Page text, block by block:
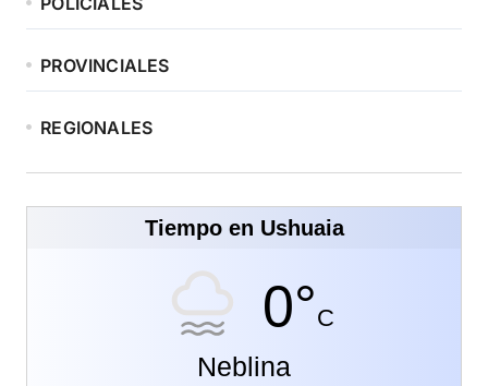
PROVINCIALES
REGIONALES
Tiempo en Ushuaia
0°C
Neblina